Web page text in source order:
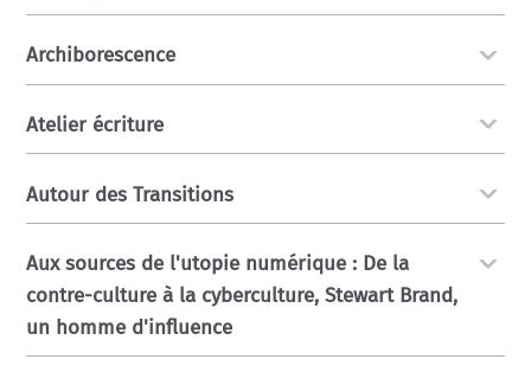
Archiborescence
Atelier écriture
Autour des Transitions
Aux sources de l'utopie numérique : De la
contre-culture à la cyberculture, Stewart Brand,
un homme d'influence